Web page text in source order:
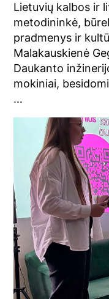
Lietuvių kalbos ir
metodininkė,
pradmenys ir
Malakauskienė
Daukanto
mokiniai,
…